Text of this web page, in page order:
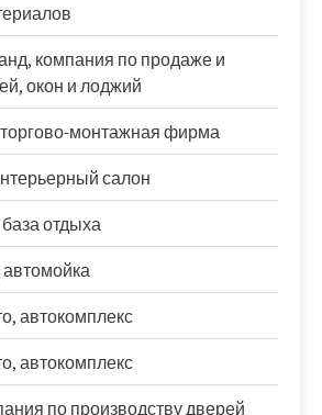
компания по продаже и
окон и лоджий
монтажная фирма
салон
отдыха
автокомплекс
автокомплекс
по производству дверей